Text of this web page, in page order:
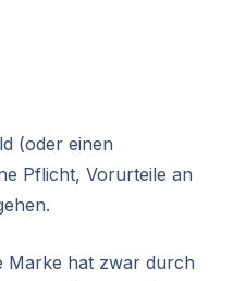
(oder einen
Pflicht, Vorurteile an
Marke hat zwar durch